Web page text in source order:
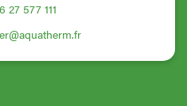
27 577 111